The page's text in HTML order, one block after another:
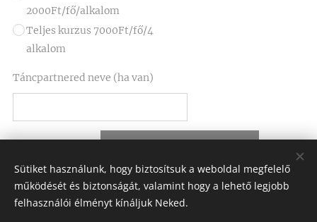
2000Ft/fő/alkalom
Teljes kurzus 7000Ft/fő/4
alkalom
Táncpartnered neve (ha van)
Sütiket használunk, hogy biztosítsuk a weboldal megfelelő
működését és biztonságát, valamint hogy a lehető legjobb
felhasználói élményt kínáljuk Neked.